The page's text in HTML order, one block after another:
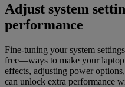
Adjust system
performance
Fine-tuning your system
free—ways to make your
effects, adjusting power
can unlock extra performance